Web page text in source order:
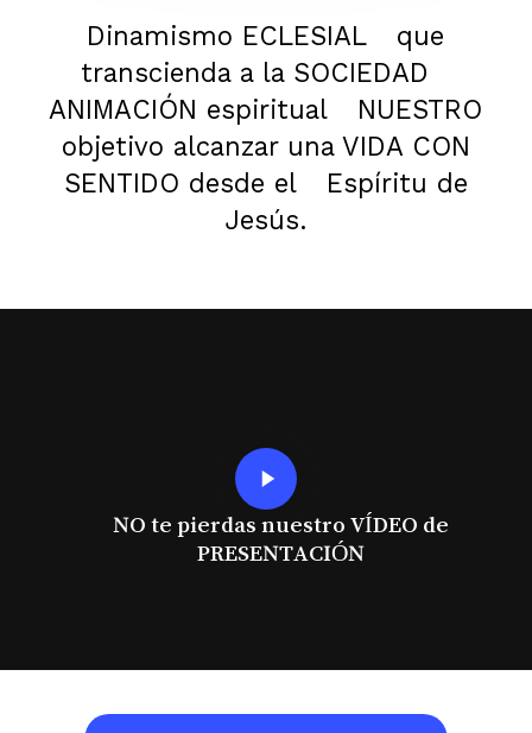
Dinamismo ECLESIAL
que
transcienda a la SOCIEDAD
ANIMACIÓN espiritual
NUESTRO
objetivo alcanzar una VIDA CON
SENTIDO desde el
Espíritu de
Jesús.
Play
Video
NO te pierdas nuestro VÍDEO de
PRESENTACIÓN